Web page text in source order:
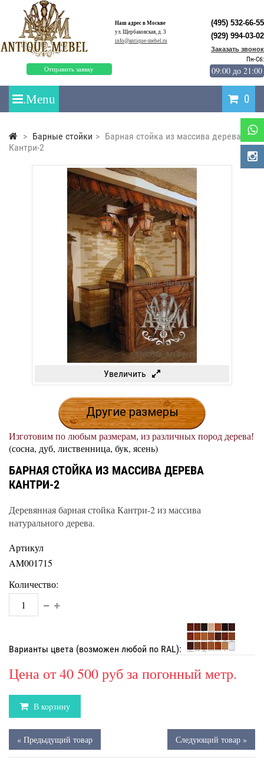
Наш адрес в Москве
ул. Щербаковская, д. 3
info@antique-mebel.ru
Отправить заявку
(495) 532-66-55
(929) 994-03-02
Заказать звонок
Пн-Сб:
09:00 до 21:00
0
> Барные стойки > Барная стойка из массива дерева
Кантри-2
Увеличить
Другие размеры
Изготовим по любым размерам, из различных пород дерева!
(сосна, дуб, лиственница, бук, ясень)
БАРНАЯ СТОЙКА ИЗ МАССИВА ДЕРЕВА
КАНТРИ-2
Деревянная барная стойка Кантри-2 из массива
натурального дерева.
Артикул
AM001715
Количество:
Варианты цвета (возможен любой по RAL):
Цена от40 500 рубза погонный метр.
В корзину
« Предыдущий товар Следующий товар »